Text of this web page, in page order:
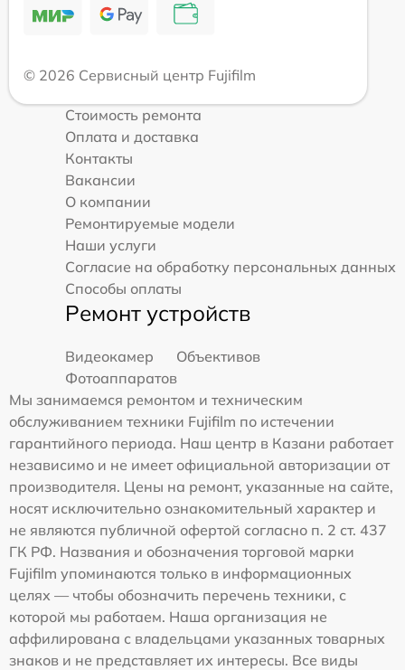
© 2026 Сервисный центр Fujifilm
Стоимость ремонта
Оплата и доставка
Контакты
Вакансии
О компании
Ремонтируемые модели
Наши услуги
Согласие на обработку персональных данных
Способы оплаты
Ремонт устройств
Видеокамер
Объективов
Фотоаппаратов
Мы занимаемся ремонтом и техническим
обслуживанием техники Fujifilm по истечении
гарантийного периода. Наш центр в Казани работает
независимо и не имеет официальной авторизации от
производителя. Цены на ремонт, указанные на сайте,
носят исключительно ознакомительный характер и
не являются публичной офертой согласно п. 2 ст. 437
ГК РФ. Названия и обозначения торговой марки
Fujifilm упоминаются только в информационных
целях — чтобы обозначить перечень техники, с
которой мы работаем. Наша организация не
аффилирована с владельцами указанных товарных
знаков и не представляет их интересы. Все виды